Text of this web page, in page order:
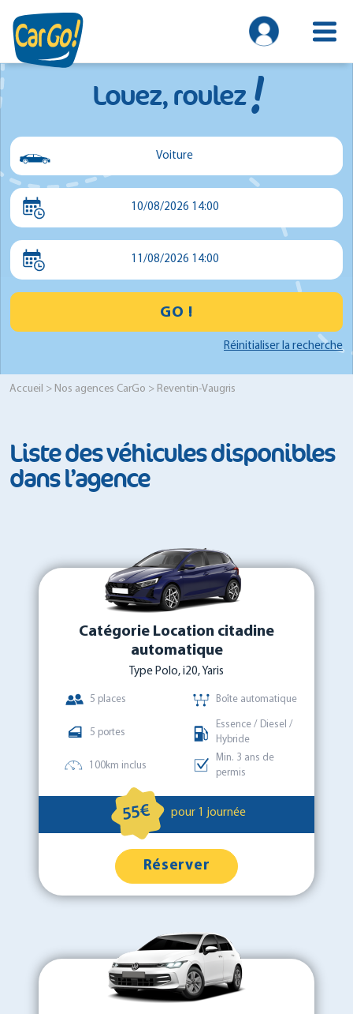
Louez, roulez!
Voiture
Voiture
10/08/2026 14:00
11/08/2026 14:00
GO !
Réinitialiser la recherche
Accueil > Nos agences CarGo > Reventin-Vaugris
Liste des véhicules disponibles
dans l’agence
Catégorie Location citadine
automatique
Type Polo, i20, Yaris
5 places Boîte automatique
5 portes
Essence / Diesel /
Hybride
100km inclus
Min. 3 ans de
permis
55€ pour 1 journée
Réserver